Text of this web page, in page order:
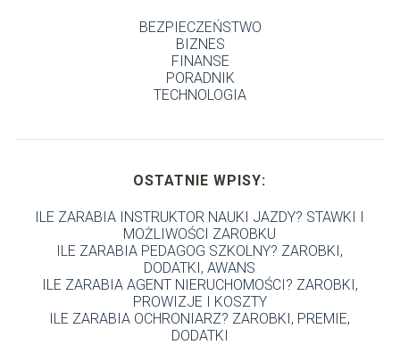
BEZPIECZEŃSTWO
BIZNES
FINANSE
PORADNIK
TECHNOLOGIA
OSTATNIE WPISY:
ILE ZARABIA INSTRUKTOR NAUKI JAZDY? STAWKI I
MOŻLIWOŚCI ZAROBKU
ILE ZARABIA PEDAGOG SZKOLNY? ZAROBKI,
DODATKI, AWANS
ILE ZARABIA AGENT NIERUCHOMOŚCI? ZAROBKI,
PROWIZJE I KOSZTY
ILE ZARABIA OCHRONIARZ? ZAROBKI, PREMIE,
DODATKI